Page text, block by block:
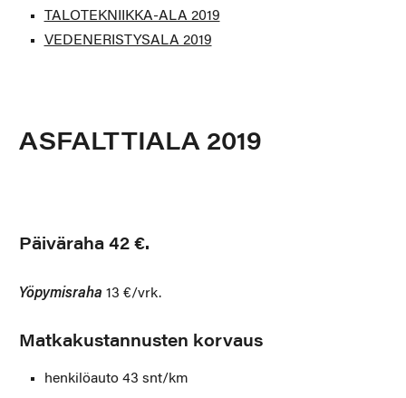
TALOTEKNIIKKA-ALA 2019
VEDENERISTYSALA 2019
ASFALTTIALA 2019
Päiväraha 42 €.
Yöpymisraha 13 €/vrk.
Matkakustannusten korvaus
henkilöauto 43 snt/km